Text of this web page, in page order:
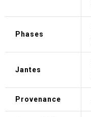
Phases
Jantes
Provenance